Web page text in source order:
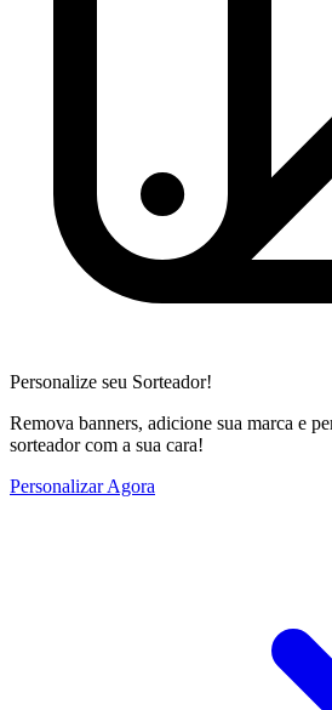
Personalize seu Sorteador!
Remova banners, adicione sua marca e
sorteador com a sua cara!
Personalizar Agora